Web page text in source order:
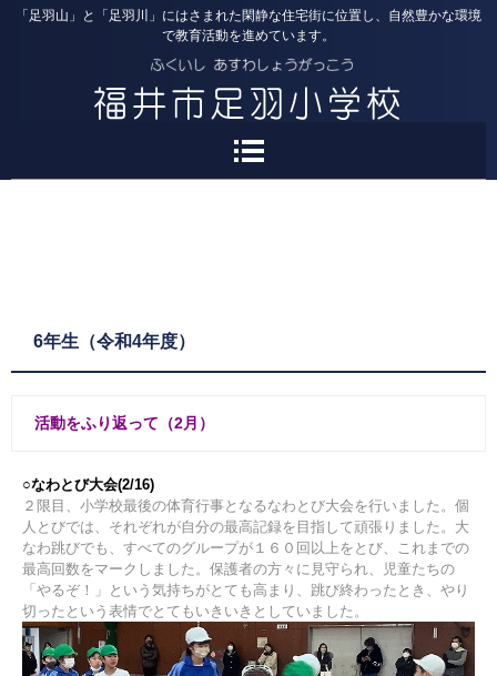
「足羽山」と「足羽川」にはさまれた閑静な住宅街に位置し、自然豊かな環境
で教育活動を進めています。
6年生（令和4年度）
活動をふり返って（2月）
○なわとび大会(2/16)
２限目、小学校最後の体育行事となるなわとび大会を行いました。個
人とびでは、それぞれが自分の最高記録を目指して頑張りました。大
なわ跳びでも、すべてのグループが１６０回以上をとび、これまでの
最高回数をマークしました。保護者の方々に見守られ、児童たちの
「やるぞ！」という気持ちがとても高まり、跳び終わったとき、やり
切ったという表情でとてもいきいきとしていました。